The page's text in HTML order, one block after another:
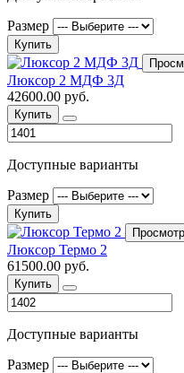
Размер
Купить
Люксор 2 МДФ 3Д
42600.00 руб.
Купить
Доступные варианты
Размер
Купить
Просмотр
Люксор Термо 2
61500.00 руб.
Купить
Доступные варианты
Размер